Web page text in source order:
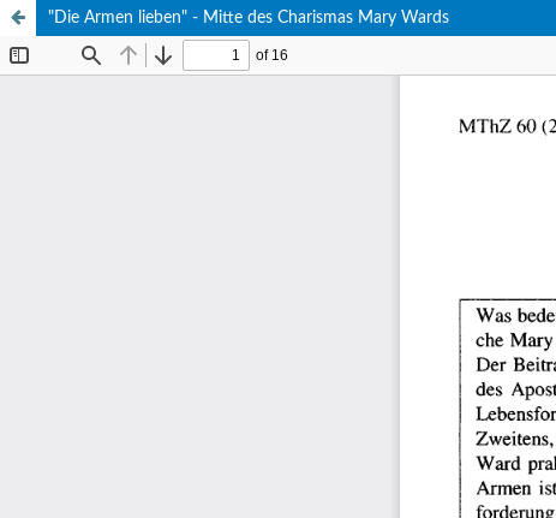
"Die Armen lieben" - Mitte des Charismas Mary Wards